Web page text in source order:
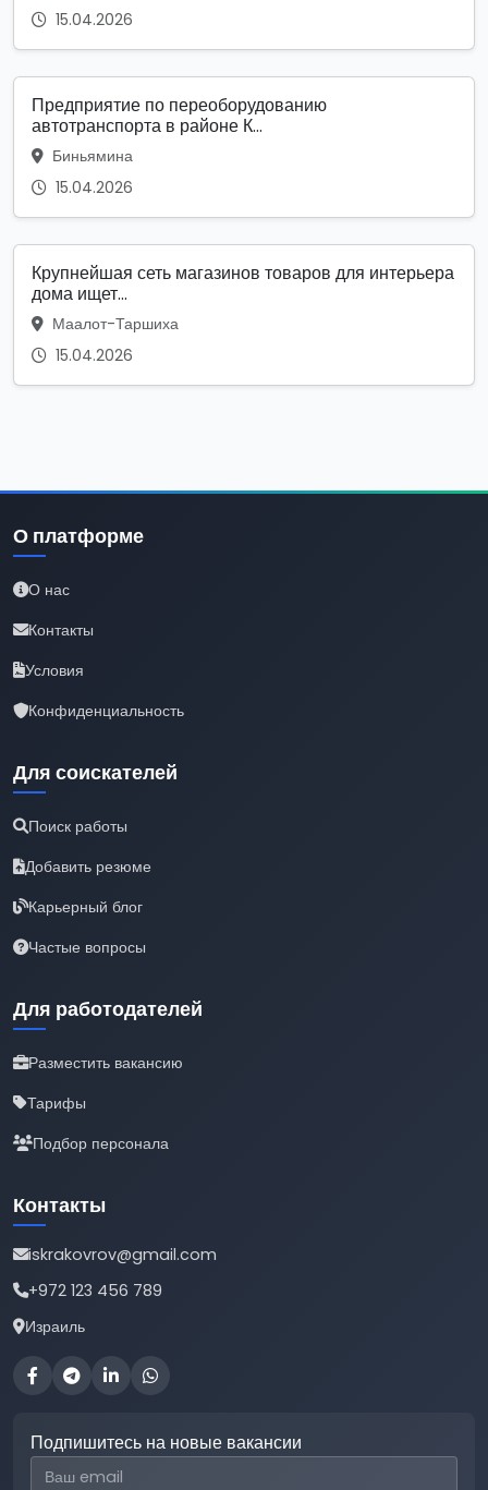
15.04.2026
Предприятие по переоборудованию
автотранспорта в районе К...
Биньямина
15.04.2026
Крупнейшая сеть магазинов товаров для интерьера
дома ищет...
Маалот-Таршиха
15.04.2026
О платформе
О нас
Контакты
Условия
Конфиденциальность
Для соискателей
Поиск работы
Добавить резюме
Карьерный блог
Частые вопросы
Для работодателей
Разместить вакансию
Тарифы
Подбор персонала
Контакты
iskrakovrov@gmail.com
+972 123 456 789
Израиль
Подпишитесь на новые вакансии
Email для подписки